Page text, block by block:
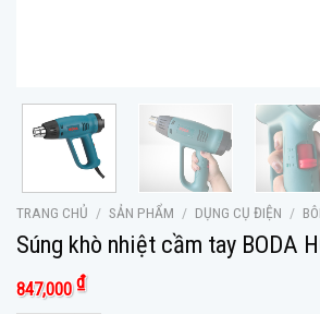
TRANG CHỦ / SẢN PHẨM / DỤNG CỤ ĐIỆN /
Súng khò nhiệt cầm tay BODA
847,000₫